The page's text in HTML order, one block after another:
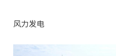
风力发电